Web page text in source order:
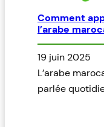
Comment
l’arabe
19 juin 2025
L’arabe
parlée